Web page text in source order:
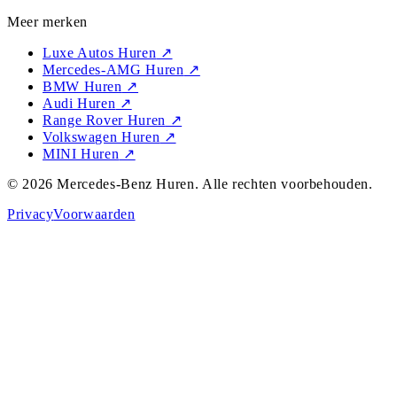
Meer merken
Luxe Autos Huren ↗
Mercedes-AMG Huren ↗
BMW Huren ↗
Audi Huren ↗
Range Rover Huren ↗
Volkswagen Huren ↗
MINI Huren ↗
© 2026 Mercedes-Benz Huren. Alle rechten voorbehouden.
PrivacyVoorwaarden